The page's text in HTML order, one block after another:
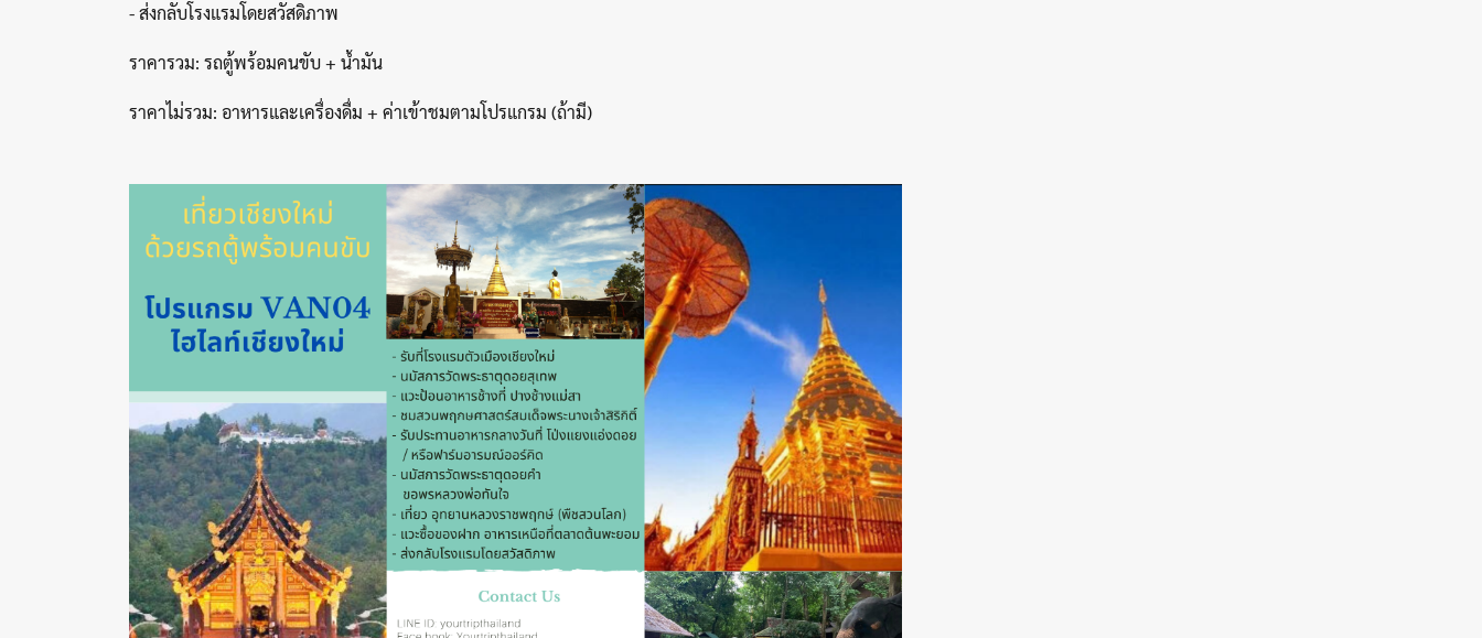
- ส่งกลับโรงแรมโดยสวัสดิภาพ
ราคารวม: รถตู้พร้อมคนขับ + น้ำมัน
ราคาไม่รวม: อาหารและเครื่องดื่ม + ค่าเข้าชมตามโปรแกรม (ถ้ามี)